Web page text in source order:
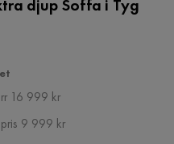
djup Soffa i Tyg
16 999 kr
9 999 kr